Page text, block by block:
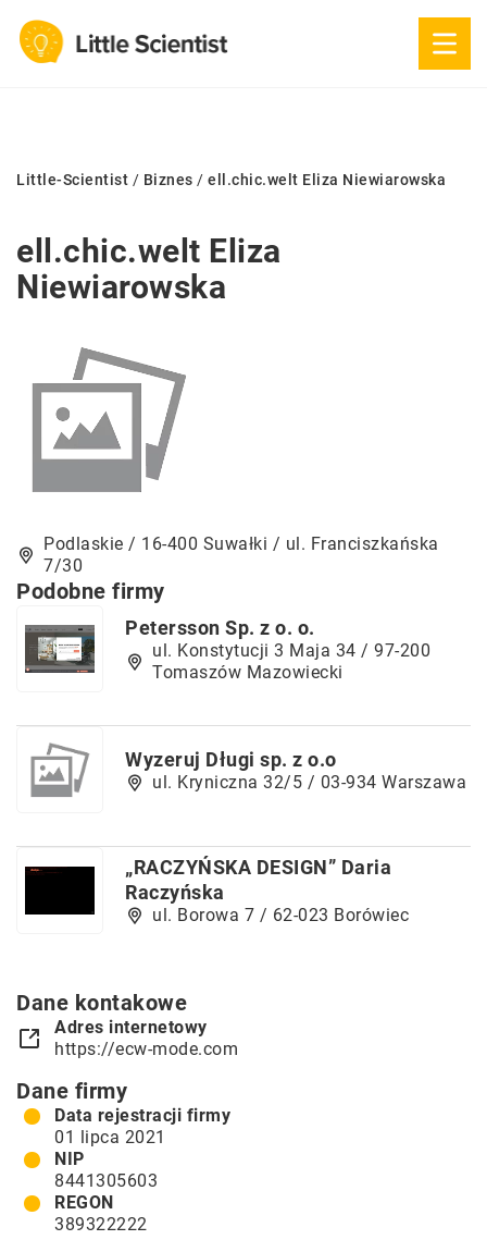
Little-Scientist / Biznes / ell.chic.welt Eliza Niewiarowska
ell.chic.welt Eliza
Niewiarowska
Podlaskie / 16-400 Suwałki / ul. Franciszkańska
7/30
Podobne firmy
Petersson Sp. z o. o.
ul. Konstytucji 3 Maja 34 / 97-200
Tomaszów Mazowiecki
Wyzeruj Długi sp. z o.o
ul. Kryniczna 32/5 / 03-934 Warszawa
„RACZYŃSKA DESIGN” Daria
Raczyńska
ul. Borowa 7 / 62-023 Borówiec
Dane kontakowe
Adres internetowy
https://ecw-mode.com
Dane firmy
Data rejestracji firmy
01 lipca 2021
NIP
8441305603
REGON
389322222